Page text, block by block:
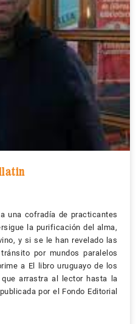
una cofradía de practicantes
la purificación del alma,
y si se le han revelado las
por mundos paralelos
a El libro uruguayo de los
arrastra al lector hasta la
por el Fondo Editorial